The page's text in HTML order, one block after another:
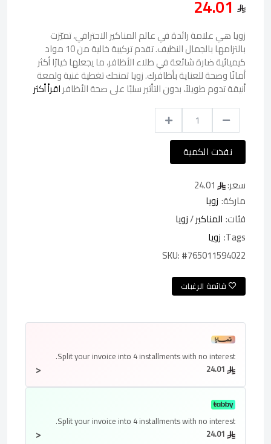
زويا هي علامة رائدة في عالم المناكير الاحترافي، تميّزت
بالتزامها بالجمال النظيف. تقدم تركيبة خالية من 10 مواد
كيميائية ضارة شائعة في طلاء الأظافر، ما يجعلها خيارًا أكثر
أمانًا وصحة للعناية بأظافرك. زويا تمنحك تغطية غنية ولمعة
أنيقة تدوم طويلاً، بدون التأثير سلبًا على صحة الأظافراقرأ أكثر
نفذت الكمية
سعر:
ماركة: زويا
فئات: المناكير/زويا
Tags: زويا
SKU:#765011594022
قائمة الرغبات
Split your invoice into 4 installmentswith no interest.
<
Split your invoice into 4 installmentswith no interest.
<